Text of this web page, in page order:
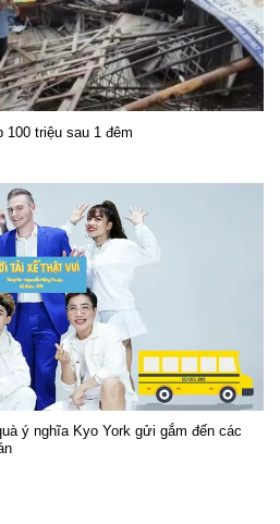
100 triệu sau 1 đêm
ý nghĩa Kyo York gửi gắm đến các